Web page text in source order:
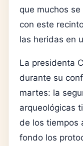
que muchos
con este
las heridas en
La presidenta
durante su
martes: la
arqueológicas
de los tiempos
fondo los